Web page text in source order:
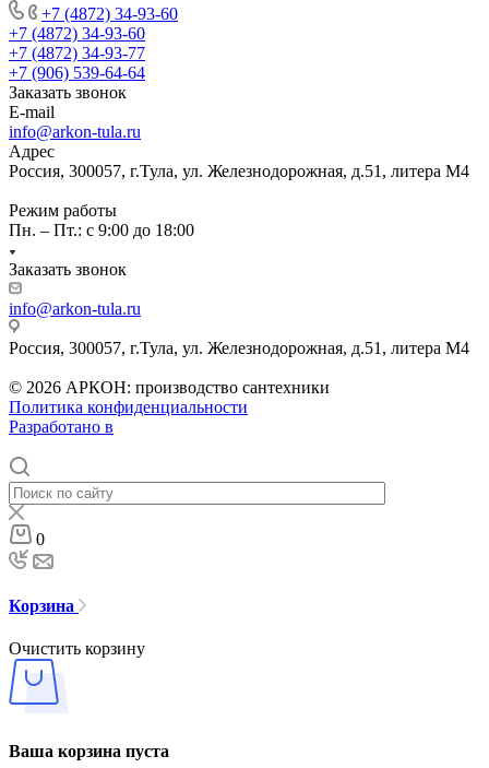
+7 (4872) 34-93-60
+7 (4872) 34-93-60
+7 (4872) 34-93-77
+7 (906) 539-64-64
Заказать звонок
E-mail
info@arkon-tula.ru
Адрес
Россия, 300057, г.Тула, ул. Железнодорожная, д.51, литера М4
Режим работы
Пн. – Пт.: с 9:00 до 18:00
Заказать звонок
info@arkon-tula.ru
Россия, 300057, г.Тула, ул. Железнодорожная, д.51, литера М4
© 2026 АРКОН: производство сантехники
Политика конфиденциальности
Разработано в
0
Корзина
Очистить корзину
Ваша корзина пуста